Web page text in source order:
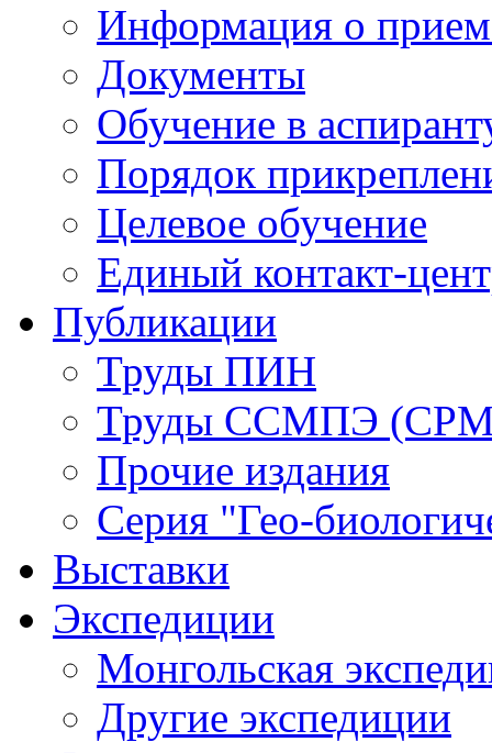
Информация о
Документы
Обучение в
Порядок
Целевое обучение
Единый контакт-
Публикации
Труды ПИН
Труды ССМПЭ
Прочие издания
Серия "Гео-
Выставки
Экспедиции
Монгольская
Другие экспедиции